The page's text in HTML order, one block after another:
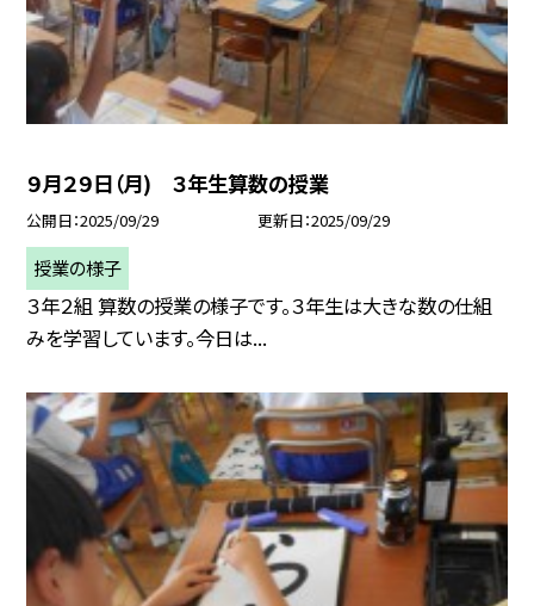
９月２９日（月) ３年生算数の授業
公開日 2025/09/29 更新日 2025/09/29
授業の様子
３年２組 算数の授業の様子です。３年生は大きな数の仕組
みを学習しています。今日は...